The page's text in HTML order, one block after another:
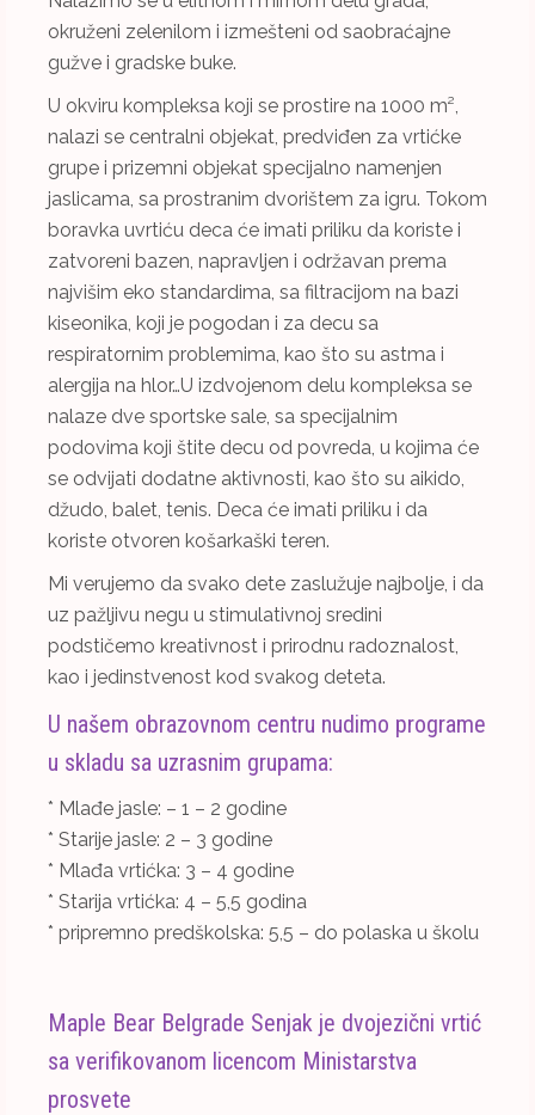
okruženi zelenilom i izmešteni od saobraćajne
gužve i gradske buke.
U okviru kompleksa koji se prostire na 1000 m²,
nalazi se centralni objekat, predviđen za vrtićke
grupe i prizemni objekat specijalno namenjen
jaslicama, sa prostranim dvorištem za igru. Tokom
boravka uvrtiću deca će imati priliku da koriste i
zatvoreni bazen, napravljen i održavan prema
najvišim eko standardima, sa filtracijom na bazi
kiseonika, koji je pogodan i za decu sa
respiratornim problemima, kao što su astma i
alergija na hlor…U izdvojenom delu kompleksa se
nalaze dve sportske sale, sa specijalnim
podovima koji štite decu od povreda, u kojima će
se odvijati dodatne aktivnosti, kao što su aikido,
džudo, balet, tenis. Deca će imati priliku i da
koriste otvoren košarkaški teren.
Mi verujemo da svako dete zaslužuje najbolje, i da
uz pažljivu negu u stimulativnoj sredini
podstičemo kreativnost i prirodnu radoznalost,
kao i jedinstvenost kod svakog deteta.
U našem obrazovnom centru nudimo programe
u skladu sa uzrasnim grupama:
* Mlađe jasle: – 1 – 2 godine
* Starije jasle: 2 – 3 godine
* Mlađa vrtićka: 3 – 4 godine
* Starija vrtićka: 4 – 5,5 godina
* pripremno predškolska: 5,5 – do polaska u školu
Maple Bear Belgrade Senjak je dvojezični vrtić
sa verifikovanom licencom Ministarstva
prosvete